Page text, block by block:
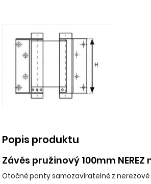
Popis produktu
Závěs pružinový 100mm NEREZ
Otočné panty samozavíratelné z nerezové